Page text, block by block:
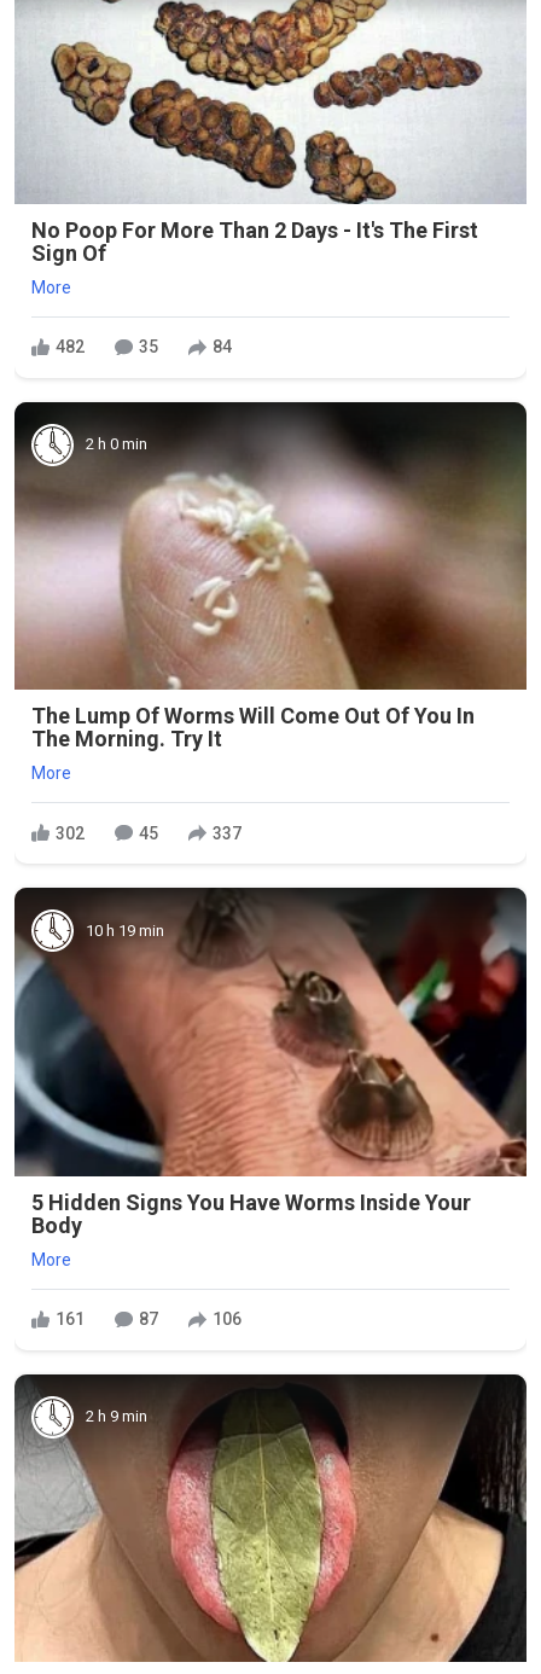
No Poop For More Than 2 Days - It's The First
Sign Of
More
482 35 84
2 h 0 min
The Lump Of Worms Will Come Out Of You In
The Morning. Try It
More
302 45 337
10 h 19 min
5 Hidden Signs You Have Worms Inside Your
Body
More
161 87 106
2 h 9 min